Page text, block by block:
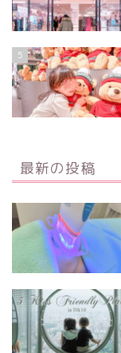
5
最新の投稿